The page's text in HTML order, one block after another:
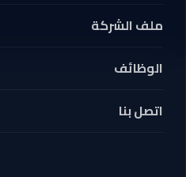
ملف الشركة
الوظائف
اتصل بنا
أبريل 17, 2026